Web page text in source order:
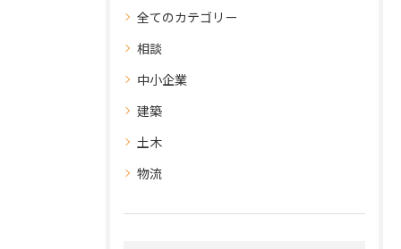
全てのカテゴリー
相談
中小企業
建築
土木
物流